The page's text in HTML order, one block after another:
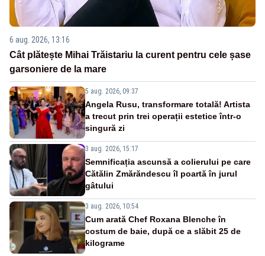
6 aug. 2026, 13:16
Cât plătește Mihai Trăistariu la curent pentru cele șase
garsoniere de la mare
5 aug. 2026, 09:37
Angela Rusu, transformare totală! Artista
a trecut prin trei operații estetice într-o
singură zi
3 aug. 2026, 15:17
Semnificația ascunsă a colierului pe care
Cătălin Zmărăndescu îl poartă în jurul
gâtului
3 aug. 2026, 10:54
Cum arată Chef Roxana Blenche în
costum de baie, după ce a slăbit 25 de
kilograme